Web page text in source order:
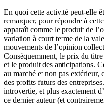
En quoi cette activité peut-elle
remarquer, pour répondre à
apparaît comme le produit de
variation à court terme de la
mouvements de l’opinion
Conséquemment, le prix du
et le produit des anticipations.
au marché et non pas extérieur,
des profits futurs des
introvertie, et plus exactement
ce dernier auteur (et